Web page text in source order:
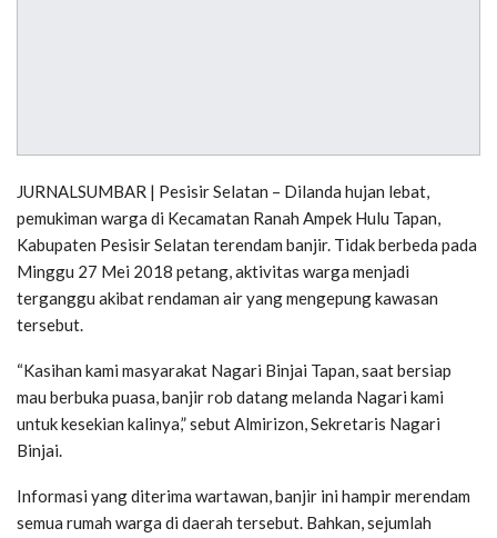
JURNALSUMBAR | Pesisir Selatan – Dilanda hujan lebat,
pemukiman warga di Kecamatan Ranah Ampek Hulu Tapan,
Kabupaten Pesisir Selatan terendam banjir. Tidak berbeda pada
Minggu 27 Mei 2018 petang, aktivitas warga menjadi
terganggu akibat rendaman air yang mengepung kawasan
tersebut.
“Kasihan kami masyarakat Nagari Binjai Tapan, saat bersiap
mau berbuka puasa, banjir rob datang melanda Nagari kami
untuk kesekian kalinya,” sebut Almirizon, Sekretaris Nagari
Binjai.
Informasi yang diterima wartawan, banjir ini hampir merendam
semua rumah warga di daerah tersebut. Bahkan, sejumlah